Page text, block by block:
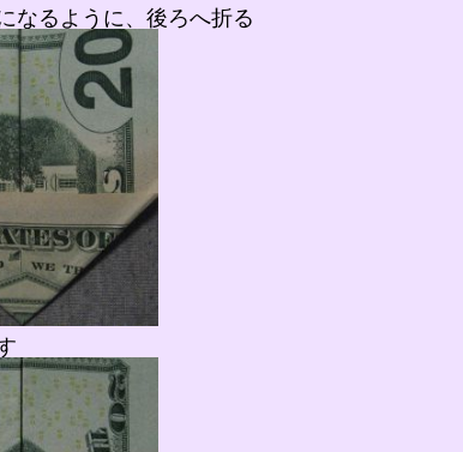
なるように、後ろへ折る